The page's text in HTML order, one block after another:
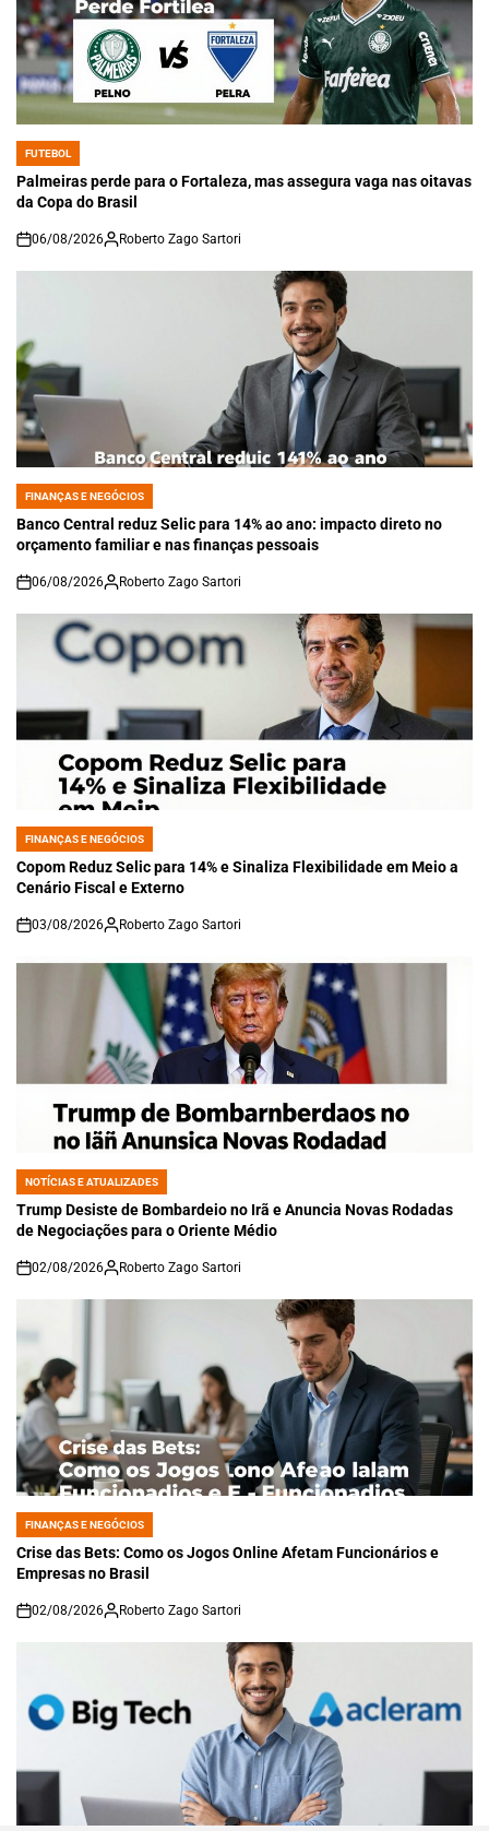
POSTED
IN
FUTEBOL
Palmeiras perde para o Fortaleza, mas assegura vaga nas oitavas
da Copa do Brasil
on
06/08/2026 Roberto Zago Sartori
POSTED
IN
FINANÇAS E NEGÓCIOS
Banco Central reduz Selic para 14% ao ano: impacto direto no
orçamento familiar e nas finanças pessoais
on
06/08/2026 Roberto Zago Sartori
POSTED
IN
FINANÇAS E NEGÓCIOS
Copom Reduz Selic para 14% e Sinaliza Flexibilidade em Meio a
Cenário Fiscal e Externo
on
03/08/2026 Roberto Zago Sartori
POSTED
IN
NOTÍCIAS E ATUALIZADES
Trump Desiste de Bombardeio no Irã e Anuncia Novas Rodadas
de Negociações para o Oriente Médio
on
02/08/2026 Roberto Zago Sartori
POSTED
IN
FINANÇAS E NEGÓCIOS
Crise das Bets: Como os Jogos Online Afetam Funcionários e
Empresas no Brasil
on
02/08/2026 Roberto Zago Sartori